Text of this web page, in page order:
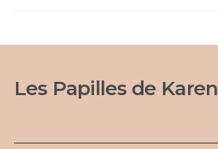
Les Papilles de Karen